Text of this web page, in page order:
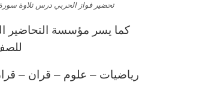
تحضير فواز الحربي درس تلاوة سورة المعارج من آية 19-32 مادة القران الصف الثالث
كما يسر مؤسسة التحاضير
رياضيات – علوم – قران –